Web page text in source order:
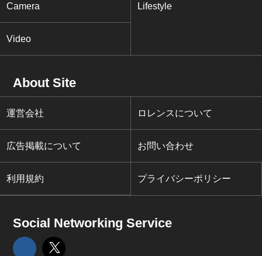
Camera Lifestyle
Video
About Site
運営会社 ロレンスについて
広告掲載について お問い合わせ
利用規約 プライバシーポリシー
Social Networking Service